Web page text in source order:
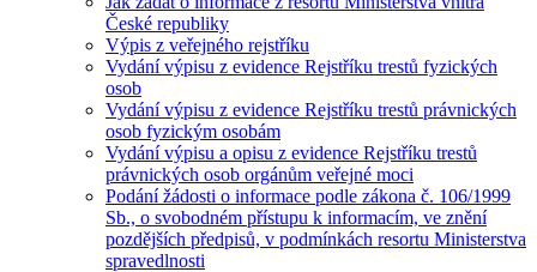
České republiky
Výpis z veřejného rejstříku
Vydání výpisu z evidence Rejstříku trestů fyzických
osob
Vydání výpisu z evidence Rejstříku trestů právnických
osob fyzickým osobám
Vydání výpisu a opisu z evidence Rejstříku trestů
právnických osob orgánům veřejné moci
Podání žádosti o informace podle zákona č. 106/1999
Sb., o svobodném přístupu k informacím, ve znění
pozdějších předpisů, v podmínkách resortu Ministerstva
spravedlnosti